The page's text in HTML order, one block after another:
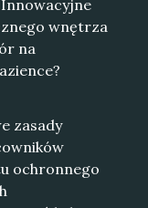
wnętrza
na
zasady
ochronnego